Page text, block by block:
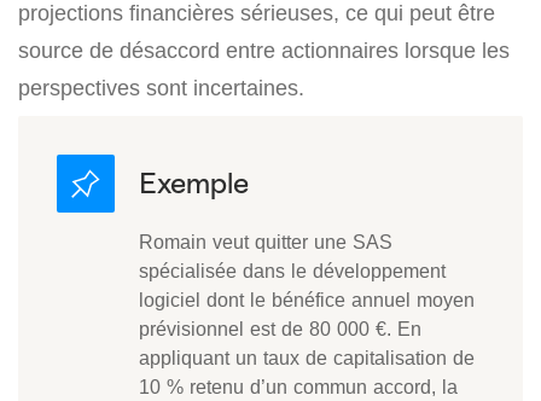
projections financières sérieuses, ce qui peut être
source de désaccord entre actionnaires lorsque les
perspectives sont incertaines.
Romain veut quitter une SAS
spécialisée dans le développement
logiciel dont le bénéfice annuel moyen
prévisionnel est de 80 000 €. En
appliquant un taux de capitalisation de
10 % retenu d’un commun accord, la